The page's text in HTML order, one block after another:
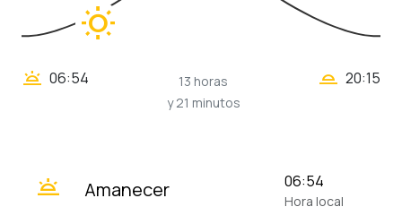
wb_sunny
wb_twilight 06:54
13 horas
y 21 minutos
wb_twilight_2 20:15
wb_twilight Amanecer 06:54
Hora local